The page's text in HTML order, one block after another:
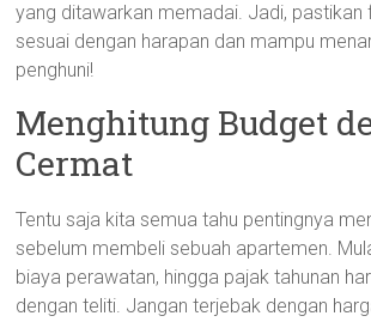
yang ditawarkan memadai. Jadi, pastikan
sesuai dengan harapan dan mampu
penghuni!
Menghitung Budget
Cermat
Tentu saja kita semua tahu pentingnya
sebelum membeli sebuah apartemen.
biaya perawatan, hingga pajak tahunan
dengan teliti. Jangan terjebak dengan